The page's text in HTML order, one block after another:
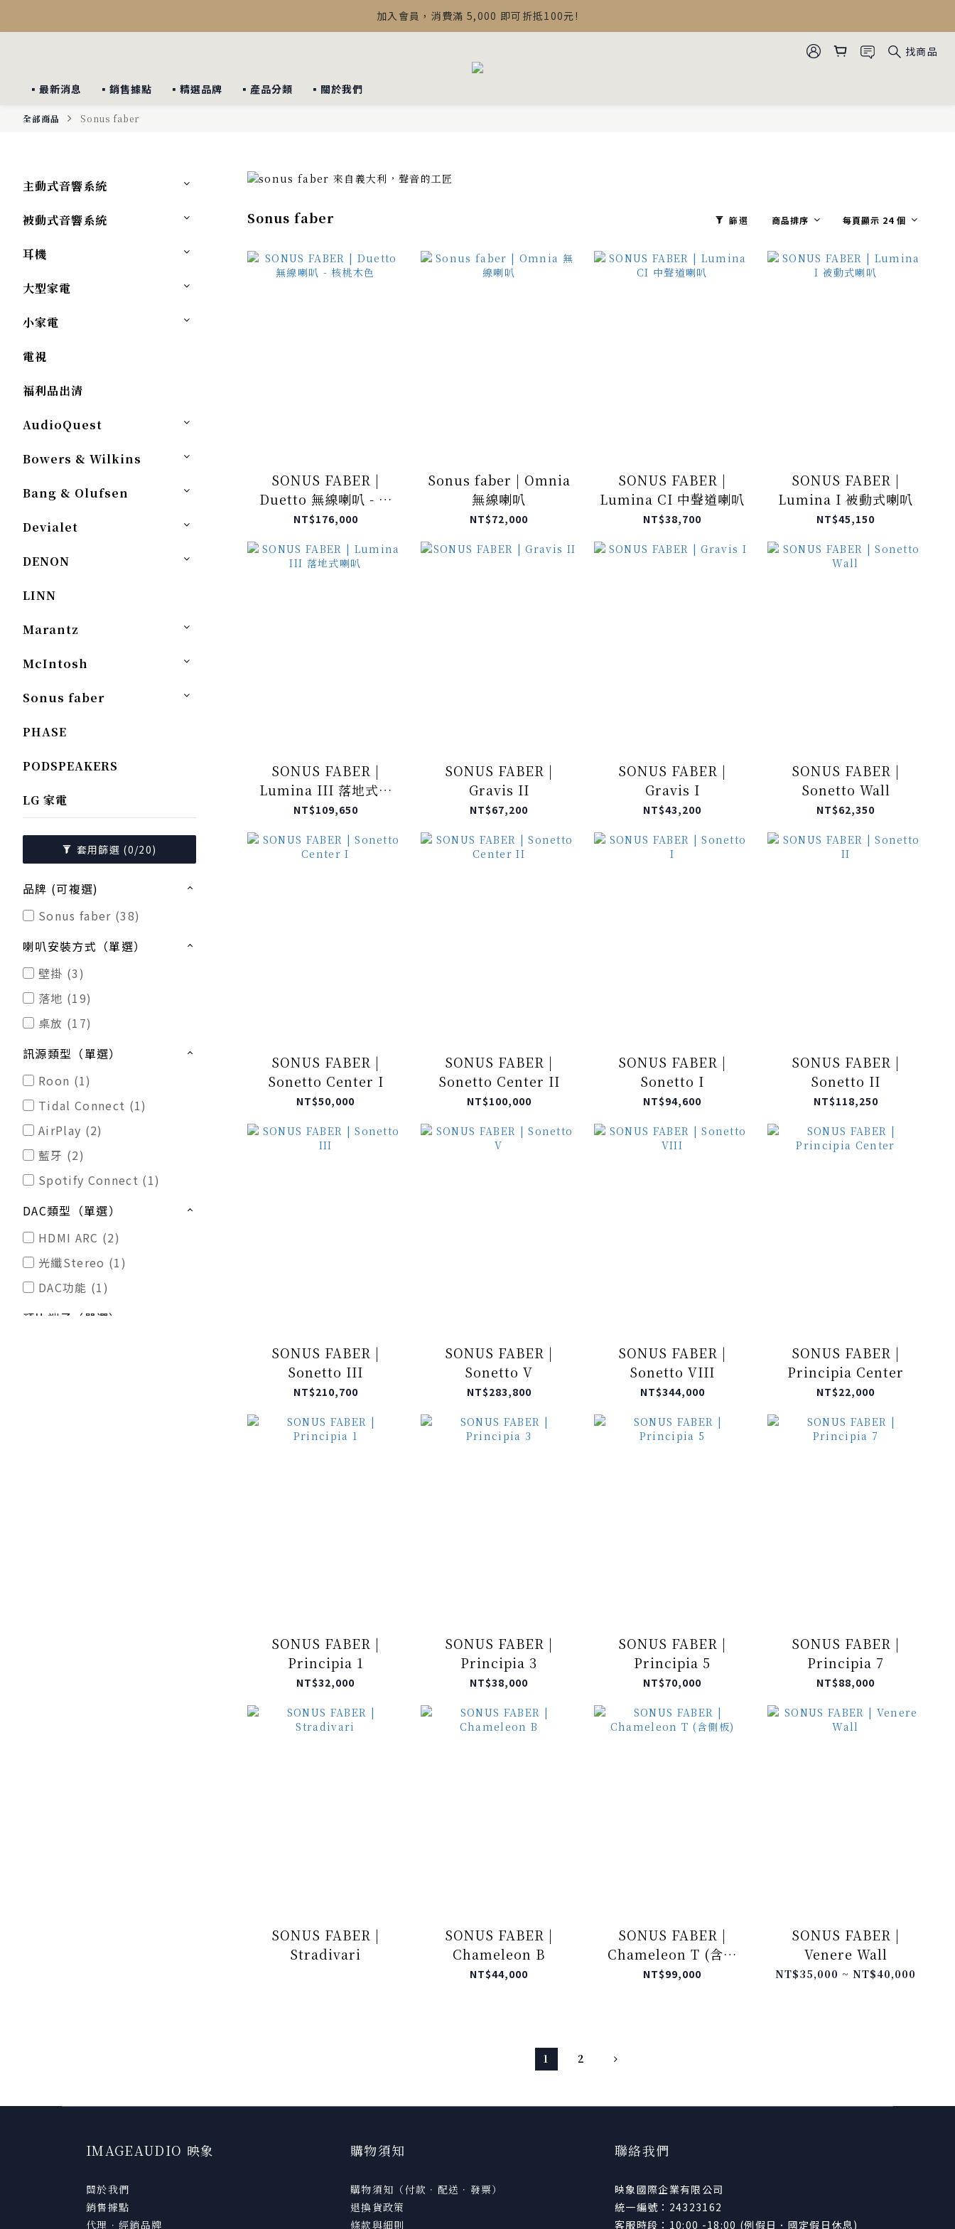
【最新公告】Devialet Mania 盒內配件調整說明
加入會員，消費滿 5,000 即可折抵100元!
找商品
▪︎最新消息 ▪︎銷售據點 ▪︎精選品牌 ▪︎產品分類 ▪︎關於我們
全部商品 Sonus faber
主動式音響系統
被動式音響系統
耳機
大型家電
小家電
電視
福利品出清
AudioQuest
Bowers & Wilkins
Bang & Olufsen
Devialet
DENON
LINN
Marantz
McIntosh
Sonus faber
PHASE
PODSPEAKERS
LG 家電
套用篩選 (0/20)
品牌 (可複選)
Sonus faber (38)
喇叭安裝方式（單選）
壁掛 (3)
落地 (19)
桌放 (17)
訊源類型（單選）
Roon (1)
Tidal Connect (1)
AirPlay (2)
藍牙 (2)
Spotify Connect (1)
DAC類型（單選）
HDMI ARC (2)
光纖Stereo (1)
DAC功能 (1)
類比端子（單選）
Sonus faber 篩選 商品排序 每頁顯示 24 個
SONUS FABER |
Duetto 無線喇叭 - 核
桃木色
NT$176,000
Sonus faber | Omnia
無線喇叭
NT$72,000
SONUS FABER |
Lumina CI 中聲道喇叭
NT$38,700
SONUS FABER |
Lumina I 被動式喇叭
NT$45,150
SONUS FABER |
Lumina III 落地式喇
叭
NT$109,650
SONUS FABER |
Gravis II
NT$67,200
SONUS FABER |
Gravis I
NT$43,200
SONUS FABER |
Sonetto Wall
NT$62,350
SONUS FABER |
Sonetto Center I
NT$50,000
SONUS FABER |
Sonetto Center II
NT$100,000
SONUS FABER |
Sonetto I
NT$94,600
SONUS FABER |
Sonetto II
NT$118,250
SONUS FABER |
Sonetto III
NT$210,700
SONUS FABER |
Sonetto V
NT$283,800
SONUS FABER |
Sonetto VIII
NT$344,000
SONUS FABER |
Principia Center
NT$22,000
SONUS FABER |
Principia 1
NT$32,000
SONUS FABER |
Principia 3
NT$38,000
SONUS FABER |
Principia 5
NT$70,000
SONUS FABER |
Principia 7
NT$88,000
SONUS FABER |
Stradivari
SONUS FABER |
Chameleon B
NT$44,000
SONUS FABER |
Chameleon T (含側
板)
NT$99,000
SONUS FABER |
Venere Wall
NT$35,000 ~ NT$40,000
1 2
IMAGEAUDIO 映象
關於我們
銷售據點
代理．經銷品牌
購物須知
購物須知（付款．配送．發票）
退換貨政策
條款與細則
聯絡我們
映象國際企業有限公司
統一編號：24323162
客服時段：10:00 -18:00 (例假日．國定假日休息)